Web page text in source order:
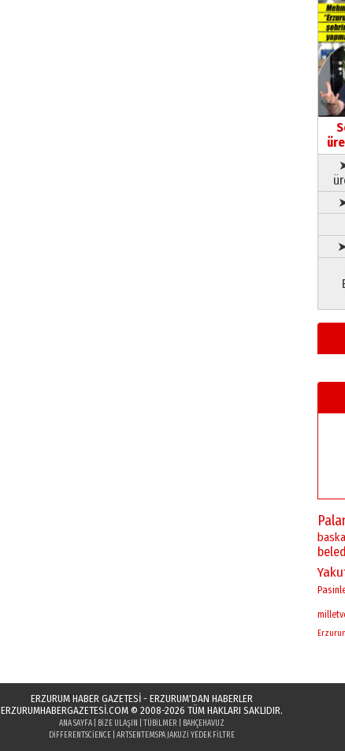
ERZURUM HABER GAZETESİ - ERZURUM'DAN HABERLER
ERZURUMHABERGAZETESI.COM© 2008-2026 TÜM HAKLARI SAKLIDIR.
ANA SAYFA| BIZE ULAŞIN TÜBILMER
BAHÇEHAVUZ
DIFFERENTSCIENCE| ARTSENTEMSPA JAKUZI YEDEK FILTRE